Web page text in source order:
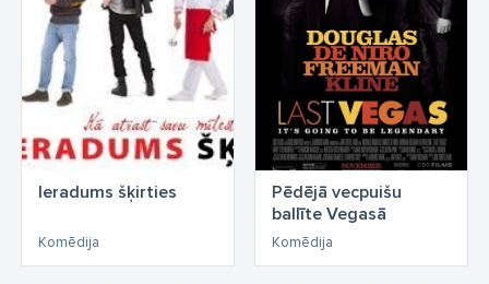
Ieradums šķirties
Komēdija
Pēdējā vecpuišu
ballīte Vegasā
Komēdija